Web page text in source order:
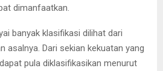
dimanfaatkan.
banyak klasifikasi dilihat dari
asalnya. Dari sekian kekuatan yang
pula diklasifikasikan menurut